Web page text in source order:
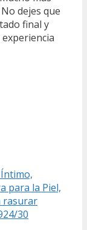
dejes que
final y
para la Piel,
rasurar
30